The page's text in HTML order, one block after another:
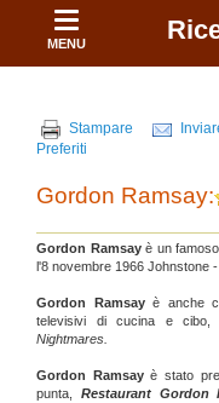
MENU
Stampare
Preferiti
Gordon Ramsay:
Gordon Ramsayè un
l'8 novembre 1966 Johnstone -
Gordon Ramsayè anche
televisivi di cucina e cibo,
Nightmares.
Gordon Ramsayè stato
punta, Restaurant Gordon